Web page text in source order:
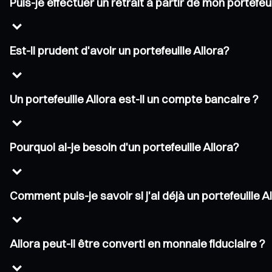
Est-il prudent d'avoir un portefeuille Allora?
Un portefeuille Allora est-il un compte bancaire ?
Pourquoi ai-je besoin d'un portefeuille Allora?
Comment puis-je savoir si j'ai déjà un portefeuille
Allora peut-il être converti en monnaie fiduciaire ?